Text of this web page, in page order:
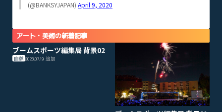
(@BANKSYJAPAN) April 9, 2020
アート・美術の新着記事
ブームスポーツ編集局 背景02
自然 2023.07.19 追加